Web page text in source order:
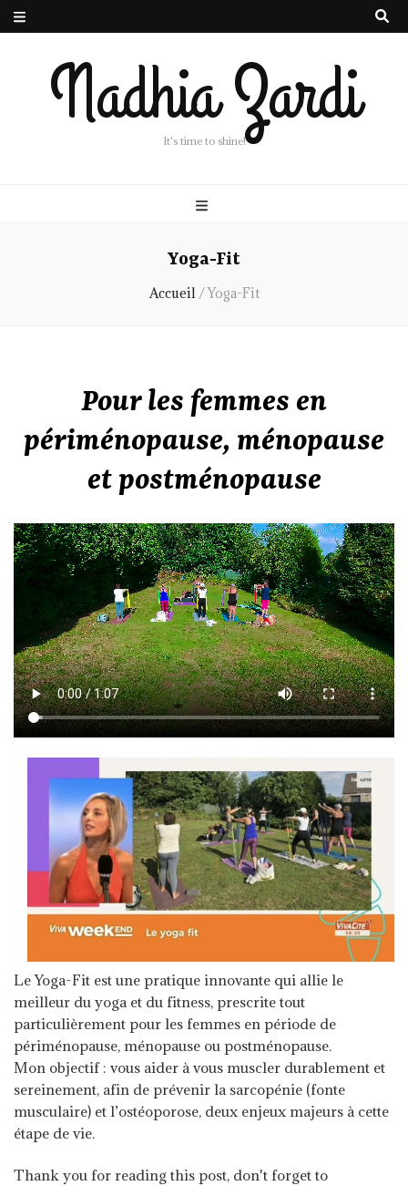
Nadhia Zardi
It's time to shine!
Yoga-Fit
Accueil /Yoga-Fit
Pour les femmes en
périménopause, ménopause
et postménopause
Le Yoga-Fit est une pratique innovante qui allie le
meilleur du yoga et du fitness, prescrite tout
particulièrement pour les femmes en période de
périménopause, ménopause ou postménopause.
Mon objectif : vous aider à vous muscler durablement et
sereinement, afin de prévenir la sarcopénie (fonte
musculaire) et l’ostéoporose, deux enjeux majeurs à cette
étape de vie.
Thank you for reading this post, don't forget to